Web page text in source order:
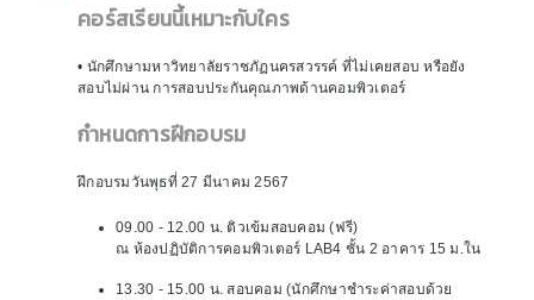
คอร์สเรียนนี้เหมาะกับใคร
• นักศึกษามหาวิทยาลัยราชภัฏนครสวรรค์ ที่ไม่เคยสอบ หรือยัง
สอบไม่ผ่าน การสอบประกันคุณภาพด้านคอมพิวเตอร์
กำหนดการฝึกอบรม
ฝึกอบรมวันพุธที่ 27 มีนาคม 2567
09.00 - 12.00 น. ติวเข้มสอบคอม (ฟรี)
ณ ห้องปฏิบัติการคอมพิวเตอร์ LAB4 ชั้น 2 อาคาร 15 ม.ใน
13.30 - 15.00 น. สอบคอม (นักศึกษาชำระค่าสอบด้วย